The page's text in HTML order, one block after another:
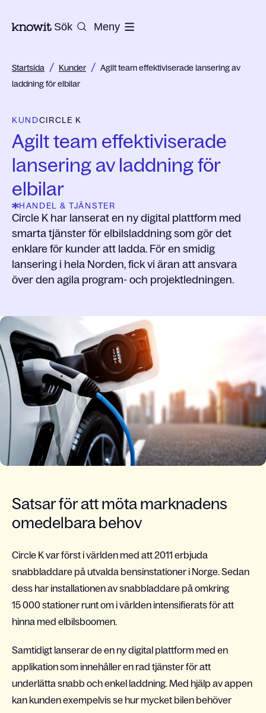
Till startsidan på Knowit
Sök Meny
Startsida / Kunder / Agilt team effektiviserade lansering av
laddning för elbilar
KUNDCIRCLE K
Agilt team effektiviserade
lansering av laddning för
elbilar
HANDEL & TJÄNSTER
Circle K har lanserat en ny digital plattform med
smarta tjänster för elbilsladdning som gör det
enklare för kunder att ladda. För en smidig
lansering i hela Norden, fick vi äran att ansvara
över den agila program- och projektledningen.
Satsar för att möta marknadens
omedelbara behov
Circle K var först i världen med att 2011 erbjuda
snabbladdare på utvalda bensinstationer i Norge. Sedan
dess har installationen av snabbladdare på omkring
15 000 stationer runt om i världen intensifierats för att
hinna med elbilsboomen.
Samtidigt lanserar de en ny digital plattform med en
applikation som innehåller en rad tjänster för att
underlätta snabb och enkel laddning. Med hjälp av appen
kan kunden exempelvis se hur mycket bilen behöver